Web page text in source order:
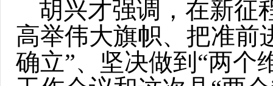
胡兴才强调，在新征
高举伟大旗帜、把准前
确立”、坚决做到“两个